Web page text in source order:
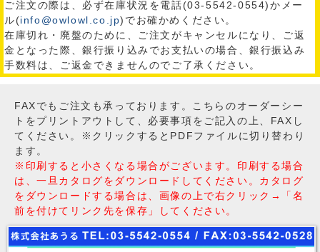
ご注文の際は、必ず在庫状況を電話(03-5542-0554)かメー
ル(info@owlowl.co.jp)でお確かめください。
在庫切れ・廃盤のために、ご注文がキャンセルになり、ご返
金となった際、銀行振り込みでお支払いの場合、銀行振込み
手数料は、ご返金できませんのでご了承ください。
FAXでもご注文も承っております。こちらのオーダーシー
トをプリントアウトして、必要事項をご記入の上、FAXし
てください。※クリックするとPDFファイルに切り替わり
ます。
※印刷すると小さくなる場合がございます。印刷する場合
は、一旦カタログをダウンロードしてください。カタログ
をダウンロードする場合は、画像の上で右クリック→「名
前を付けてリンク先を保存」してください。